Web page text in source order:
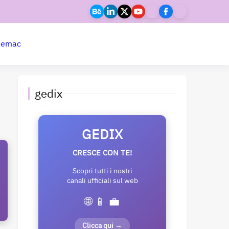
mac
gedix
GEDIX
CRESCE CON TE!
Scopri tutti i nostri
canali ufficiali sul web
🌐 📱 💼
Clicca qui →